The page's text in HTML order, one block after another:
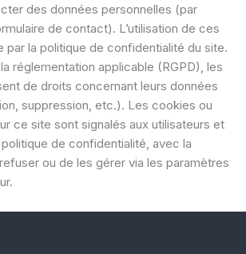
des données personnelles (par
de contact). L’utilisation de ces
par la politique de confidentialité du site.
réglementation applicable (RGPD), les
de droits concernant leurs données
suppression, etc.). Les cookies ou
ce site sont signalés aux utilisateurs et
de confidentialité, avec la
ou de les gérer via les paramètres